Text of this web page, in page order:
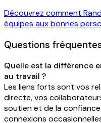
Découvrez comment
équipes aux bonnes
Questions
Quelle est la différence
au travail ?
Les liens forts sont vos
directe, vos
soutien et de la
connexions